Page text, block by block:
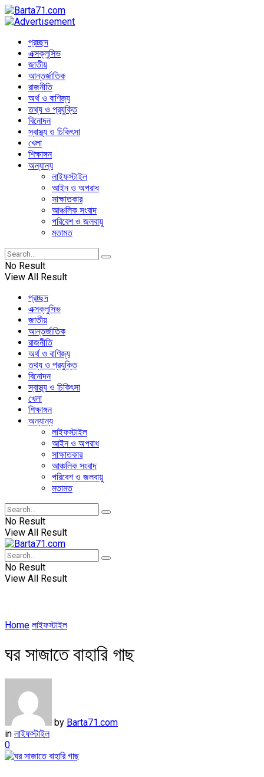
প্রচ্ছদ
এক্সক্লুসিভ
জাতীয়
আন্তর্জাতিক
রাজনীতি
অর্থ ও বাণিজ্য
তথ্য ও প্রযুক্তি
বিনোদন
স্বাস্থ্য ও চিকিৎসা
খেলা
শিক্ষাঙ্গন
অন্যান্য
লাইফস্টাইল
আইন ও অপরাধ
সাক্ষাতকার
আঞ্চলিক সংবাদ
পরিবেশ ও জলবায়ু
মতামত
No Result
View All Result
প্রচ্ছদ
এক্সক্লুসিভ
জাতীয়
আন্তর্জাতিক
রাজনীতি
অর্থ ও বাণিজ্য
তথ্য ও প্রযুক্তি
বিনোদন
স্বাস্থ্য ও চিকিৎসা
খেলা
শিক্ষাঙ্গন
অন্যান্য
লাইফস্টাইল
আইন ও অপরাধ
সাক্ষাতকার
আঞ্চলিক সংবাদ
পরিবেশ ও জলবায়ু
মতামত
No Result
View All Result
No Result
View All Result
Home লাইফস্টাইল
ঘর সাজাতে বাহারি গাছ
by Barta71.com
in লাইফস্টাইল
0